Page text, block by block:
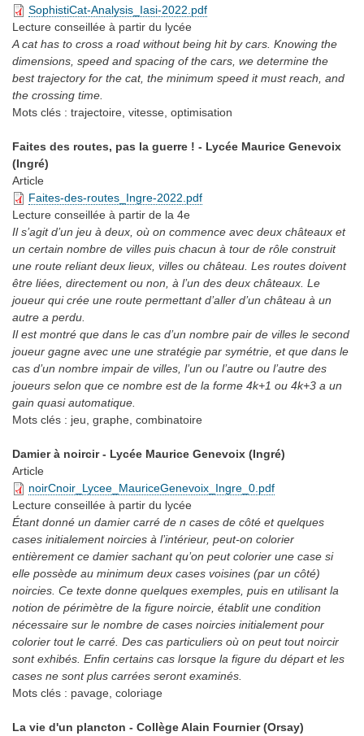
SophistiCat-Analysis_Iasi-2022.pdf
Lecture conseillée à partir du lycée
A cat has to cross a road without being hit by cars. Knowing the
dimensions, speed and spacing of the cars, we determine the
best trajectory for the cat, the minimum speed it must reach, and
the crossing time.
Mots clés : trajectoire, vitesse, optimisation
Faites des routes, pas la guerre ! - Lycée Maurice Genevoix
(Ingré)
Article
Faites-des-routes_Ingre-2022.pdf
Lecture conseillée à partir de la 4e
Il s’agit d’un jeu à deux, où on commence avec deux châteaux et
un certain nombre de villes puis chacun à tour de rôle construit
une route reliant deux lieux, villes ou château. Les routes doivent
être liées, directement ou non, à l’un des deux châteaux. Le
joueur qui crée une route permettant d’aller d’un château à un
autre a perdu.
Il est montré que dans le cas d’un nombre pair de villes le second
joueur gagne avec une une stratégie par symétrie, et que dans le
cas d’un nombre impair de villes, l’un ou l’autre ou l’autre des
joueurs selon que ce nombre est de la forme 4k+1 ou 4k+3 a un
gain quasi automatique.
Mots clés : jeu, graphe, combinatoire
Damier à noircir - Lycée Maurice Genevoix (Ingré)
Article
noirCnoir_Lycee_MauriceGenevoix_Ingre_0.pdf
Lecture conseillée à partir du lycée
Étant donné un damier carré de n cases de côté et quelques
cases initialement noircies à l’intérieur, peut-on colorier
entièrement ce damier sachant qu’on peut colorier une case si
elle possède au minimum deux cases voisines (par un côté)
noircies. Ce texte donne quelques exemples, puis en utilisant la
notion de périmètre de la figure noircie, établit une condition
nécessaire sur le nombre de cases noircies initialement pour
colorier tout le carré. Des cas particuliers où on peut tout noircir
sont exhibés. Enfin certains cas lorsque la figure du départ et les
cases ne sont plus carrées seront examinés.
Mots clés : pavage, coloriage
La vie d'un plancton - Collège Alain Fournier (Orsay)